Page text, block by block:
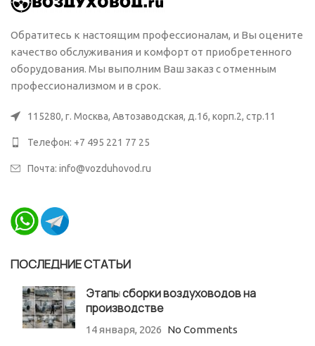
Обратитесь к настоящим профессионалам, и Вы оцените
качество обслуживания и комфорт от приобретенного
оборудования. Мы выполним Ваш заказ с отменным
профессионализмом и в срок.
115280, г. Москва, Автозаводская, д.16, корп.2, стр.11
Телефон: +7 495 221 77 25
Почта: info@vozduhovod.ru
ПОСЛЕДНИЕ СТАТЬИ
Этапы сборки воздуховодов на
производстве
14 января, 2026 No Comments